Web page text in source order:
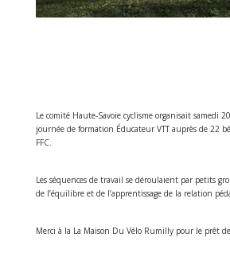
Le comité Haute-Savoie cyclisme organisait samedi
journée de formation Éducateur VTT auprès de 22
FFC.
Les séquences de travail se déroulaient par petits
de l’équilibre et de l’apprentissage de la relation
Merci à la La Maison Du Vélo Rumilly pour le prêt